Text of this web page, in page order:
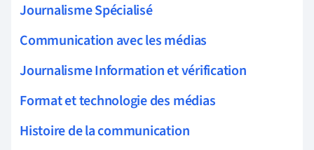
Journalisme Spécialisé
Communication avec les médias
Journalisme Information et vérification
Format et technologie des médias
Histoire de la communication